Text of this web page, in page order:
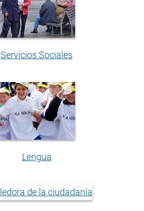
Servicios Sociales
Lengua